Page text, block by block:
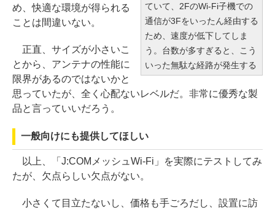
ていて、2FのWi-Fi子機での
通信が3Fをいったん経由する
ため、速度が低下してしま
う。台数が多すぎると、こう
いった無駄な経路が発生する
め、快適な環境が得られる
ことは間違いない。
正直、サイズが小さいこ
とから、アンテナの性能に
限界があるのではないかと
思っていたが、全く心配ないレベルだ。非常に優秀な製
品と言っていいだろう。
一般向けにも提供してほしい
以上、「J:COMメッシュWi-Fi」を実際にテストしてみ
たが、欠点らしい欠点がない。
小さくて目立たないし、価格も手ごろだし、設置に訪